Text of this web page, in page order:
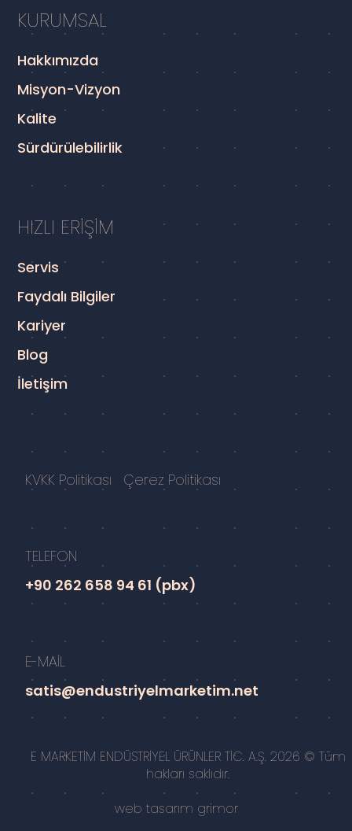
KURUMSAL
Hakkımızda
Misyon-Vizyon
Kalite
Sürdürülebilirlik
HIZLI ERİŞİM
Servis
Faydalı Bilgiler
Kariyer
Blog
İletişim
KVKK Politikası Çerez Politikası
TELEFON
+90 262 658 94 61 (pbx)
E-MAİL
satis@endustriyelmarketim.net
E MARKETİM ENDÜSTRİYEL ÜRÜNLER TİC. A.Ş. 2026 © Tüm
hakları saklıdır.
web tasarım grimor